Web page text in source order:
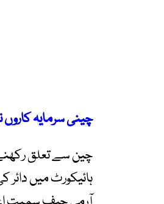
چینی سرمایہ کاروں
ہائیکورٹ میں